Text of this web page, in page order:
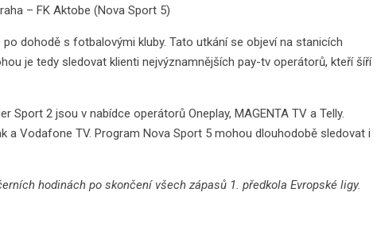
– FK Aktobe (Nova Sport 5)
dohodě s fotbalovými kluby. Tato utkání se objeví na stanicích
je tedy sledovat klienti nejvýznamnějších pay-tv operátorů, kteří šíří
Sport 2 jsou v nabídce operátorů Oneplay, MAGENTA TV a Telly.
a Vodafone TV. Program Nova Sport 5 mohou dlouhodobě sledovat i
hodinách po skončení všech zápasů 1. předkola Evropské ligy.